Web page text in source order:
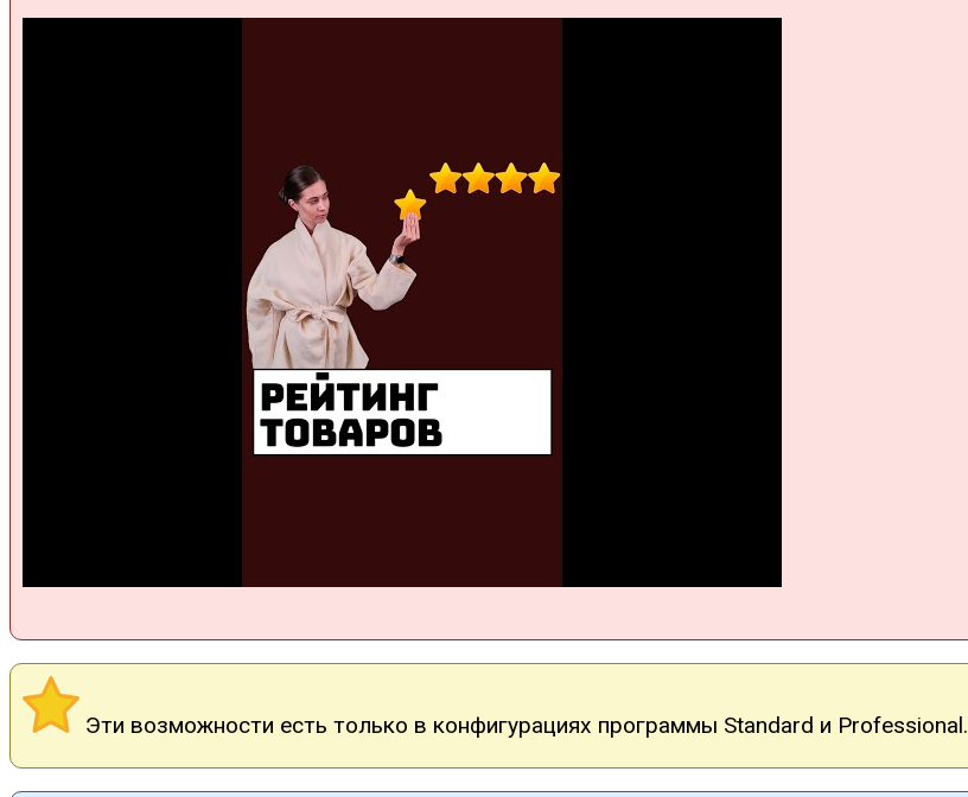
Эти возможности есть только в конфигурациях программы Standard и Professional.